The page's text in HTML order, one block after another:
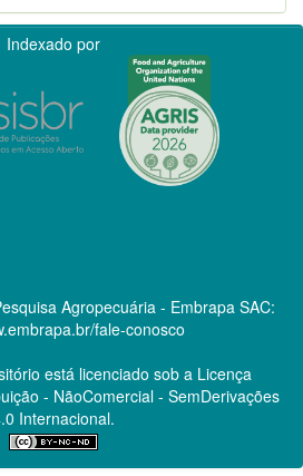
Indexado por
Agropecuária - Embrapa SAC:
fale-conosco
está licenciado sob a Licença
- NãoComercial - SemDerivações
Internacional.